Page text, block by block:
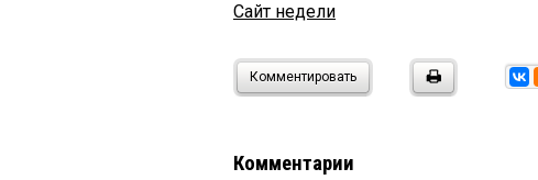
Сайт недели
Комментировать
Комментарии